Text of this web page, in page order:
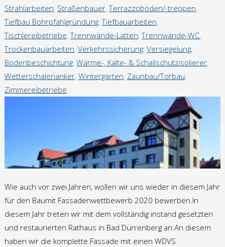
Kontakt
Datenschutzerklärung
Impressum
Strahlarbeiten, Straßenbauer,Terrazzoböden/-treppen,
Tiefbau Bohrpfahlgründung,Tiefbauarbeiten,
Tischlereibetriebe,Trennwände-Latten,Trennwände-WC,
Trockenbauarbeiten, Verkehrssicherung, Versiegelung,
Bodenbeschichtung, Wärme-, Kälte- & Schallschutzisolierer,
Wetterschalenanker, Wintergärten, Zaunbau/Torbau,
Zimmereibetriebe
Wie auch vor zwei Jahren, wollen wir uns wieder in diesem Jahr
für den Baumit Fassadenwettbewerb 2020 bewerben.In
diesem Jahr treten wir mit dem vollständig instand gesetzten
und restaurierten Rathaus in Bad Dürrenberg an.An diesem
haben wir die komplette Fassade mit einen WDVS